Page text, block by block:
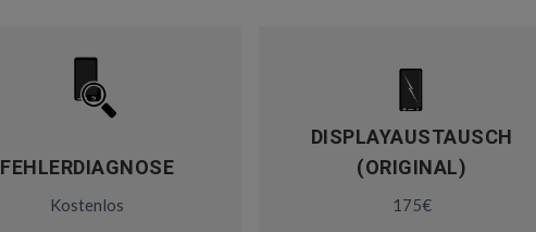
FEHLERDIAGNOSE
Kostenlos
DISPLAYAUSTAUSCH
(ORIGINAL)
175€